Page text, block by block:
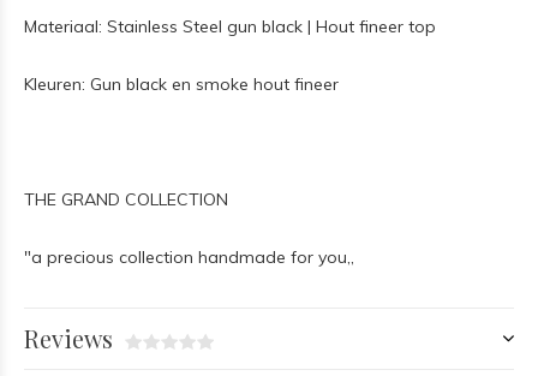
Materiaal: Stainless Steel gun black | Hout fineer top
Kleuren: Gun black en smoke hout fineer
THE GRAND COLLECTION
"a precious collection handmade for you,,
Reviews